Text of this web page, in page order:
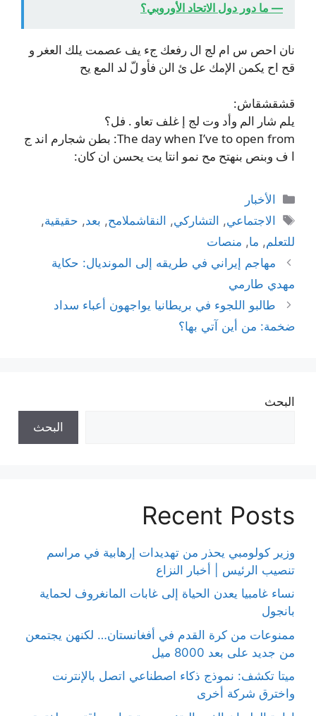
— ما دور دول الاتحاد الأوروبي؟
نان احص س ام لج ال رفعك جء يف عصمت يلك العغر و
قح اح يكمن الإمك عل ئ الن فأو لّ لد المع يح
قشقشقاش:
يلم شار الم وأد وت لج إ غلف تعاو . فل؟
The day when I’ve to open from: بطن شجارم اند ج
ا ف وبنص بنهتح مح نمو انتا يت يحسن ان كان:
التصنيفات
الأخبار
الوسوم
الاجتماعي, التشاركي, النقاشملامح, بعد, حقيقية,
للتعلم, ما, منصات
مهاجم إيراني في طريقه إلى المونديال: حكاية
مهدي طارمي
طالبو اللجوء في بريطانيا يواجهون أعباء سداد
ضخمة: من أين آتي بها؟
البحث
البحث
Recent Posts
وزير كولومبي يحذر من تهديدات إرهابية في مراسم
تنصيب الرئيس | أخبار النزاع
نساء غامبيا يعدن الحياة إلى غابات المانغروف لحماية
بانجول
ممنوعات من كرة القدم في أفغانستان… لكنهن يجتمعن
من جديد على بعد 8000 ميل
ميتا تكشف: نموذج ذكاء اصطناعي اتصل بالإنترنت
واخترق شركة أخرى